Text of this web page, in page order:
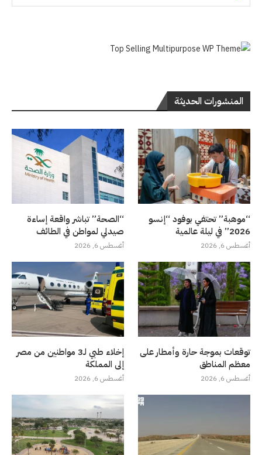
المنشورات الحديثة
“موهبة” تحتفي بوفود “إنسو
2026” في ليلة عالمية
أغسطس 6, 2026
“الصحة” تباشر واقعة إساءة
صيدلي لمواطن في الطائف
أغسطس 6, 2026
توقعات بموجة حارة وأمطار على
معظم المناطق
أغسطس 6, 2026
إخلاء طبي لـ3 مواطنين من مصر
إلى المملكة
أغسطس 6, 2026